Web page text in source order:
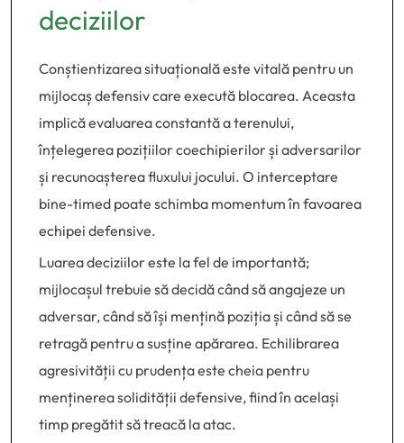
deciziilor
Conștientizarea situațională este vitală pentru un
mijlocaș defensiv care execută blocarea. Aceasta
implică evaluarea constantă a terenului,
înțelegerea pozițiilor coechipierilor și adversarilor
și recunoașterea fluxului jocului. O interceptare
bine-timed poate schimba momentum în favoarea
echipei defensive.
Luarea deciziilor este la fel de importantă;
mijlocașul trebuie să decidă când să angajeze un
adversar, când să își mențină poziția și când să se
retragă pentru a susține apărarea. Echilibrarea
agresivității cu prudența este cheia pentru
menținerea solidității defensive, fiind în același
timp pregătit să treacă la atac.